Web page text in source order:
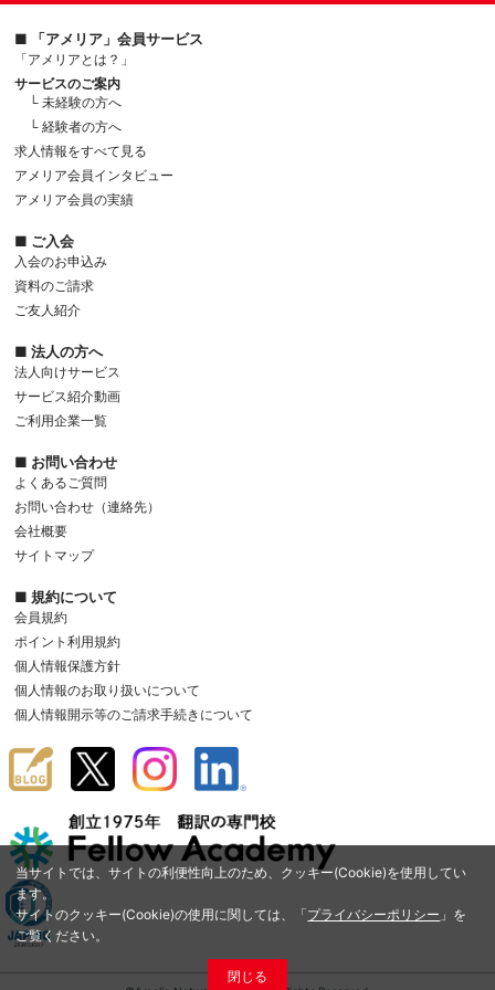
当サイトでは、サイトの利便性向上のため、クッキー(Cookie)を使用してい
ます。
サイトのクッキー(Cookie)の使用に関しては、「プライバシーポリシー 」を
ご覧ください。
閉じる
■ 「アメリア」会員サービス
「アメリアとは？」
サービスのご案内
└ 未経験の方へ
└ 経験者の方へ
求人情報をすべて見る
アメリア会員インタビュー
アメリア会員の実績
■ ご入会
入会のお申込み
資料のご請求
ご友人紹介
■ 法人の方へ
法人向けサービス
サービス紹介動画
ご利用企業一覧
■ お問い合わせ
よくあるご質問
お問い合わせ（連絡先）
会社概要
サイトマップ
■ 規約について
会員規約
ポイント利用規約
個人情報保護方針
個人情報のお取り扱いについて
個人情報開示等のご請求手続きについて